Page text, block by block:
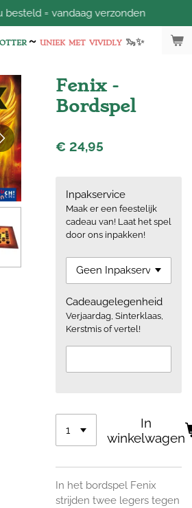
~ UNIEK MET VIVIDLY 🦦✨
besteld = vandaag verzonden
Fenix -
Bordspel
€ 24,95
Inpakservice
Maak er een feestelijk
cadeau van! Laat het spel
door ons inpakken!
Cadeaugelegenheid
Verjaardag, Sinterklaas,
Kerstmis of vertel!
In
winkelwagen
In het bordspel Fenix
strijden twee legers tegen